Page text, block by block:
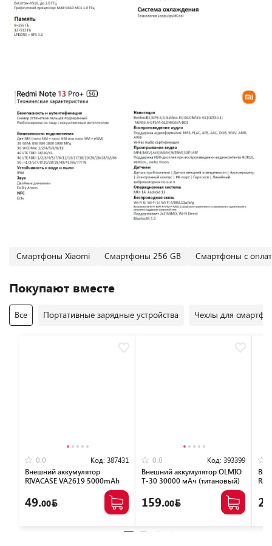
Смартфоны Xiaomi Смартфоны 256 GB Смартфоны с
Покупают вместе
Все Портативные зарядные устройства Чехлы для
0.0 Код: 387431
Внешний аккумулятор
RIVACASE VA2619 5000mAh
(серебристый)
49.00
0.0 Код: 393399
Внешний аккумулятор OLMIO
T-30 30000 мАч (титановый)
159.00